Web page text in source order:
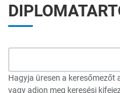
Hagyja üresen a keresőmezőt
vagy adjon meg keresési